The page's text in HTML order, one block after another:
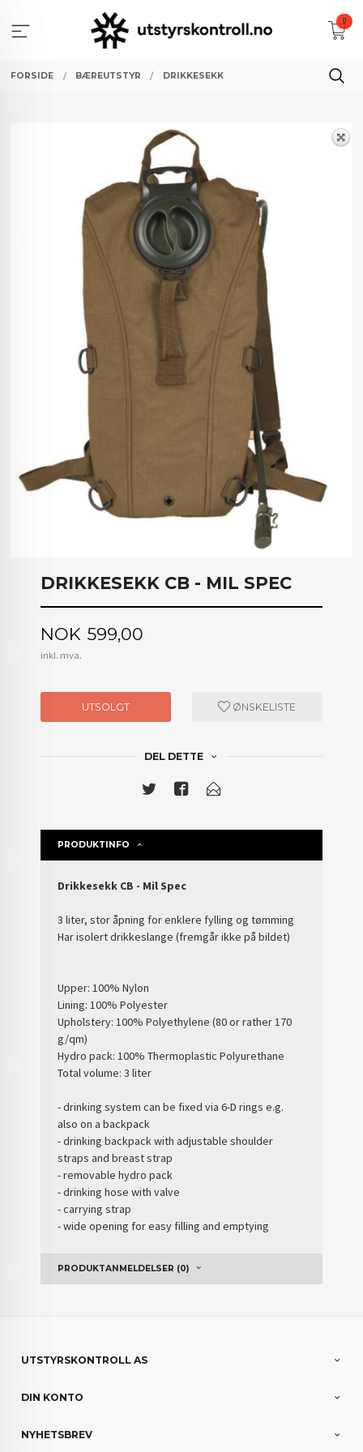
innholdet
0
FORSIDE BÆREUTSTYR DRIKKESEKK
DRIKKESEKK CB - MIL SPEC
Pris
NOK 599,00
inkl. mva.
UTSOLGT ØNSKELISTE
DEL DETTE
PRODUKTINFO
Drikkesekk CB - Mil Spec
3 liter, stor åpning for enklere fylling og tømming
Har isolert drikkeslange (fremgår ikke på bildet)
Upper: 100% Nylon
Lining: 100% Polyester
Upholstery: 100% Polyethylene (80 or rather 170
g/qm)
Hydro pack: 100% Thermoplastic Polyurethane
Total volume: 3 liter
- drinking system can be fixed via 6-D rings e.g.
also on a backpack
- drinking backpack with adjustable shoulder
straps and breast strap
- removable hydro pack
- drinking hose with valve
- carrying strap
- wide opening for easy filling and emptying
PRODUKTANMELDELSER (0)
UTSTYRSKONTROLL AS
DIN KONTO
NYHETSBREV